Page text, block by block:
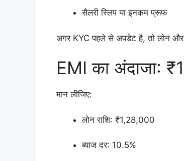
सैलरी स्लिप या इनकम प्रूफ
अगर KYC पहले से अपडेट है, तो लोन
EMI का अंदाजा:
मान लीजिए:
लोन राशि: ₹1,28,000
ब्याज दर: 10.5%